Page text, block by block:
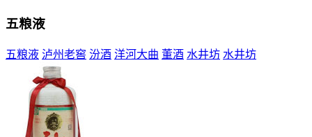
五粮液
五粮液 泸州老窖 汾酒 洋河大曲 董酒 水井坊 水井坊